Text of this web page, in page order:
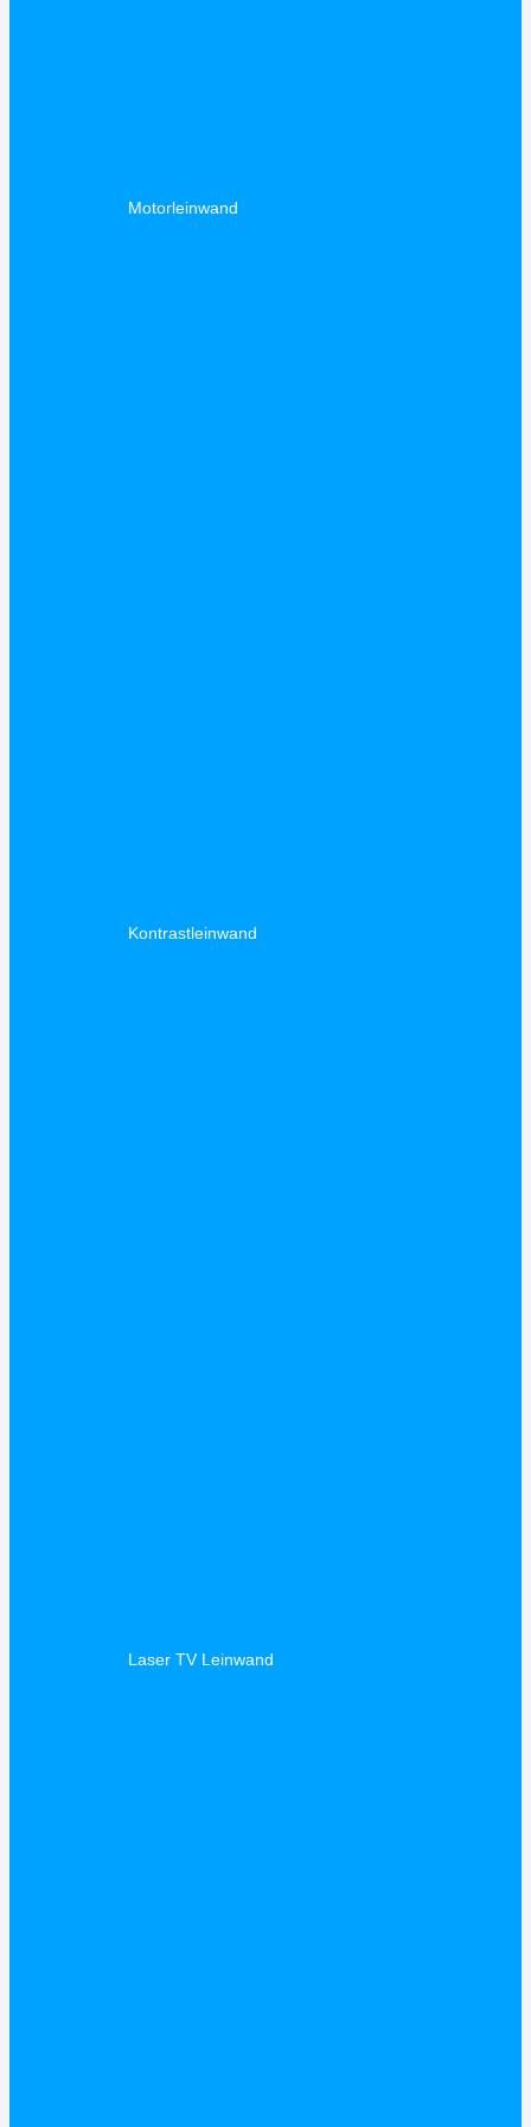
Motorleinwand
Kontrastleinwand
Laser TV Leinwand